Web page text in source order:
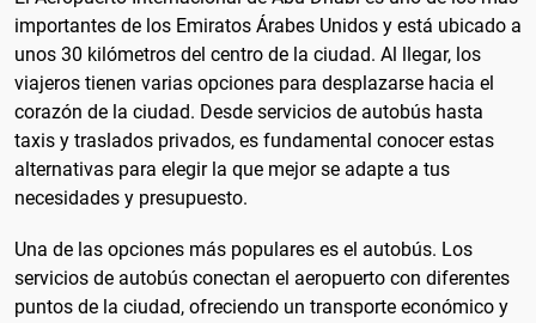
importantes de los Emiratos Árabes Unidos y está ubicado a
unos 30 kilómetros del centro de la ciudad. Al llegar, los
viajeros tienen varias opciones para desplazarse hacia el
corazón de la ciudad. Desde servicios de autobús hasta
taxis y traslados privados, es fundamental conocer estas
alternativas para elegir la que mejor se adapte a tus
necesidades y presupuesto.
Una de las opciones más populares es el autobús. Los
servicios de autobús conectan el aeropuerto con diferentes
puntos de la ciudad, ofreciendo un transporte económico y